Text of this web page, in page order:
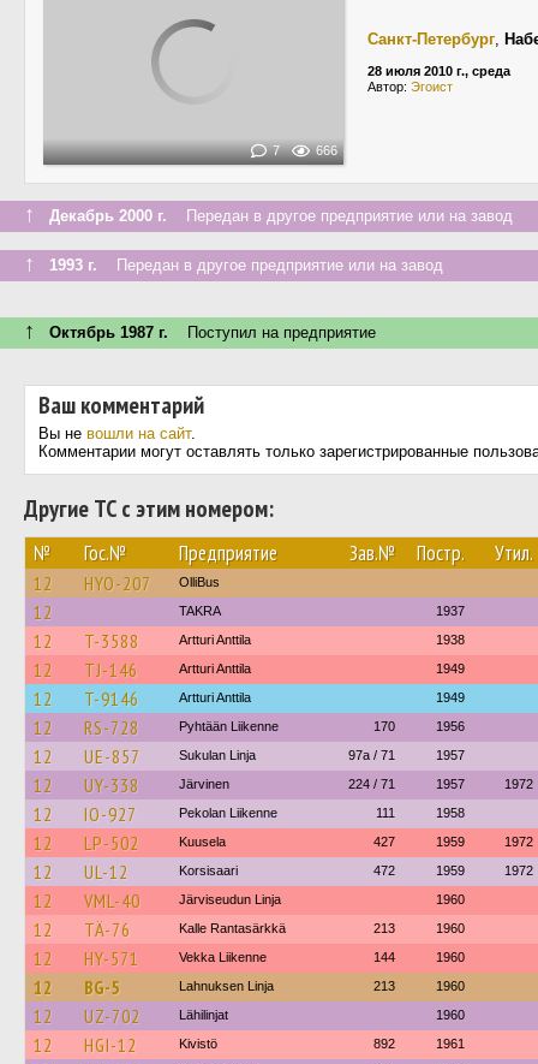
7 666
Санкт-Петербург,
28 июля 2010 г., среда
Автор: Эгоист
↑ Декабрь 2000 г. Передан в другое предприятие или на завод
↑ 1993 г. Передан в другое предприятие или на завод
↑ Октябрь 1987 г. Поступил на предприятие
Ваш комментарий
Вы не вошли на сайт.
Комментарии могут оставлять только зарегистрированные
Другие ТС с этим номером:
№ Гос.№ Предприятие Зав.№ Постр. Утил.
12 HYO-207 OlliBus
12 TAKRA 1937
12 T-3588 Artturi Anttila 1938
12 TJ-146 Artturi Anttila 1949
12 T-9146 Artturi Anttila 1949
12 RS-728 Pyhtään Liikenne 170 1956
12 UE-857 Sukulan Linja 97a / 71 1957
12 UY-338 Järvinen 224 / 71 1957 1972
12 IO-927 Pekolan Liikenne 111 1958
12 LP-502 Kuusela 427 1959 1972
12 UL-12 Korsisaari 472 1959 1972
12 VML-40 Järviseudun Linja 1960
12 TÄ-76 Kalle Rantasärkkä 213 1960
12 HY-571 Vekka Liikenne 144 1960
12 BG-5 Lahnuksen Linja 213 1960
12 UZ-702 Lähilinjat 1960
12 HGI-12 Kivistö 892 1961